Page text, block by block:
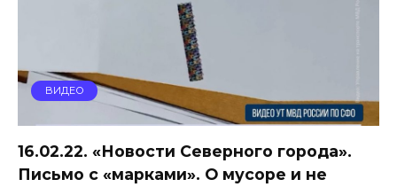
ВИДЕО
16.02.22. «Новости Северного города».
Письмо с «марками». О мусоре и не